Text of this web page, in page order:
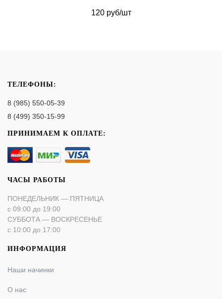
120 руб/шт
ТЕЛЕФОНЫ:
8 (985) 550-05-39
8 (499) 350-15-99
ПРИНИМАЕМ К ОПЛАТЕ:
ЧАСЫ РАБОТЫ
ПОНЕДЕЛЬНИК — ПЯТНИЦА
с 09:00 до 19:00
СУББОТА — ВОСКРЕСЕНЬЕ
с 10:00 до 17:00
ИНФОРМАЦИЯ
Наши начинки
О нас